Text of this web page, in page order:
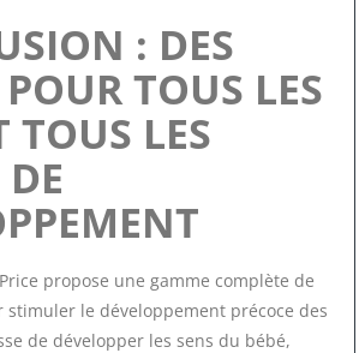
: DES
TOUS LES
TOUS LES
propose une gamme complète de
stimuler le développement précoce des
de développer les sens du bébé,